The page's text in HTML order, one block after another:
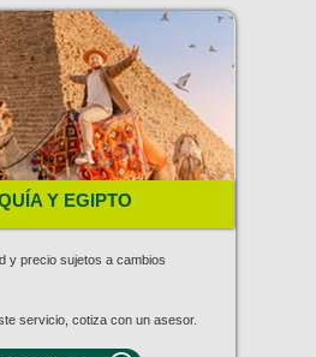
Y EGIPTO
y precio sujetos a cambios
servicio, cotiza con un asesor.